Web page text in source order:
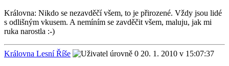
Královna: Nikdo se nezavděčí všem, to je přirozené. Vždy jsou lidé
s odlišným vkusem. A nemíním se zavděčit všem, maluju, jak mi
ruka narostla :-)
Královna Lesní Říše
20. 1. 2010 v 15:07:37